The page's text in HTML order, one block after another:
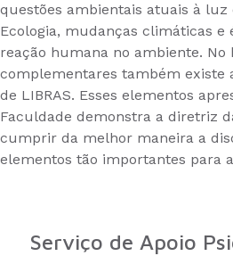
questões ambientais atuais à luz
Ecologia, mudanças climáticas e
reação humana no ambiente. No
complementares também existe
de LIBRAS. Esses elementos
Faculdade demonstra a diretriz
cumprir da melhor maneira a
elementos tão importantes para
Serviço de Apoio